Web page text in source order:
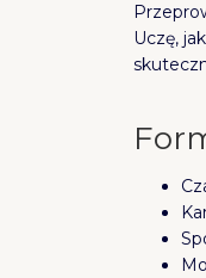
Uczę,